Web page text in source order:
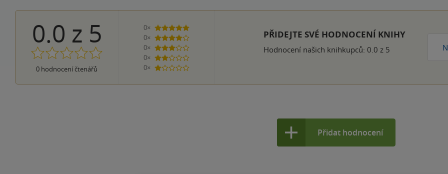
0.0 z 5
0 hodnocení čtenářů
0×
5 hvězdiček
0×
4 hvězdičky
0×
3 hvězdičky
0×
2 hvězdičky
0×
1 hvezdička
PŘIDEJTE SVÉ HODNOCENÍ KNIHY
Hodnocení našich knihkupců: 0.0 z 5
Přidat hodnocení